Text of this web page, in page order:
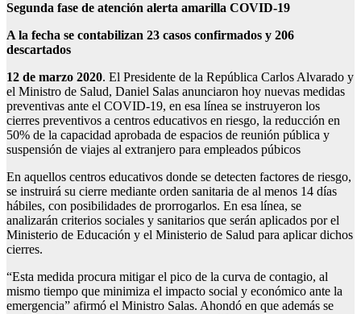
Segunda fase de atención alerta amarilla COVID-19
A la fecha se contabilizan 23 casos confirmados y 206
descartados
12 de marzo 2020. El Presidente de la República Carlos Alvarado y
el Ministro de Salud, Daniel Salas anunciaron hoy nuevas medidas
preventivas ante el COVID-19, en esa línea se instruyeron los
cierres preventivos a centros educativos en riesgo, la reducción en
50% de la capacidad aprobada de espacios de reunión pública y
suspensión de viajes al extranjero para empleados púbicos
En aquellos centros educativos donde se detecten factores de riesgo,
se instruirá su cierre mediante orden sanitaria de al menos 14 días
hábiles, con posibilidades de prorrogarlos. En esa línea, se
analizarán criterios sociales y sanitarios que serán aplicados por el
Ministerio de Educación y el Ministerio de Salud para aplicar dichos
cierres.
“Esta medida procura mitigar el pico de la curva de contagio, al
mismo tiempo que minimiza el impacto social y económico ante la
emergencia” afirmó el Ministro Salas. Ahondó en que además se